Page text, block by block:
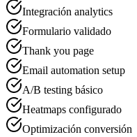
Integración analytics
Formulario validado
Thank you page
Email automation setup
A/B testing básico
Heatmaps configurado
Optimización conversión